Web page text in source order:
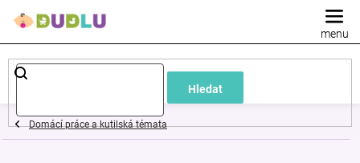
Hledat
Dětské
a
Domácí práce a kutilská témata